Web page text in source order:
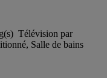
Télévision par
Salle de bains